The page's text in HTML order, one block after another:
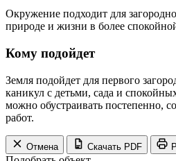
Окружение подходит для
природе и жизни в более
Кому подойдет
Земля подойдет для первого
каникул с детьми, сада и
можно обустраивать постепенно,
работ.
Отмена Скачать PDF